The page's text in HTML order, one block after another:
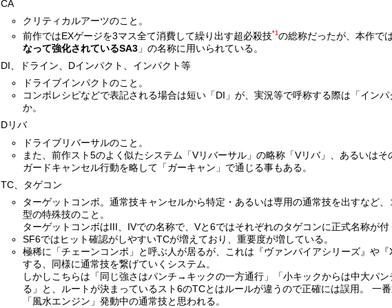
CA
クリティカルアーツのこと。
前作ではEXゲージを3マス全て消費して繰り出す超必殺技*1の総称だったが、本作で
なって強化されているSA3 」の名称に用いられている。
DI、ドライン、Dインパクト、インパクト等
ドライブインパクトのこと。
コンボレシピなどで表記される場合は短い「DI」が、実況等で呼称する際は「イン
か。
Dリバ
ドライブリバーサルのこと。
また、前作スト5のよく似たシステム「Vリバーサル」の略称「Vリバ」、あるいは
ガードキャンセル行動を略して「ガーキャン」で通じる事もある。
TC、タゲコン
ターゲットコンボ。通常技キャンセルから特定・あるいは専用の通常技を出すなど
型の特殊技のこと。
ターゲットコンボはIII、IVでの名称で、Vと6ではそれぞれのタゲコンに正式名称が付
SF6ではヒット確認がしやすいTCが増えており、重要度が増している。
極稀に「チェーンコンボ」と呼ぶ人が居るが、これは『ヴァンパイアシリーズ』や
する、同様に通常技を繋げていくシステム。
しかしこちらは「同じ強さはパンチ→キックの一方通行」「小キックからは中大パ
る」と、ルートが決まっているスト6のTCとはルールが違うので正確には誤用。 一
「風水エンジン」発動中の通常技と思われる。